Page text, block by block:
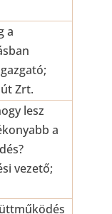
a
Zrt.
lesz
a
vezető;